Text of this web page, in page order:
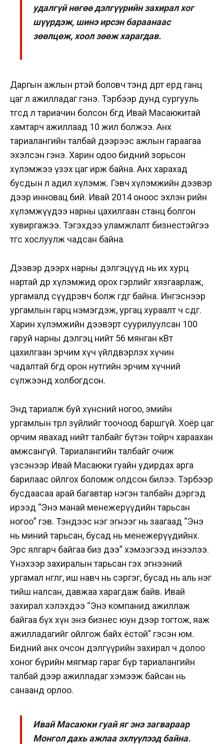
удалгүй нөгөө дэлгүүрийн захирал хог
шүүрдэж, шинэ ирсэн бараанаас
зөөлцөж, хоол зөөж харагдав.
Даргын ажлын өрөөтэй боловч тэнд өдөрт ердөө ганц
цаг л ажилладаг гэнэ. Тэрбээр дунд сургууль
төгсөөд л тариачин болсон бөгөөд Ивай Масаюкитай
хамтарч ажиллаад 10 жил болжээ. Анх
тариалангийн талбай дээрээс ажлын гараагаа
эхэлсэн гэнэ. Харин одоо бидний зорьсон
хүлэмжээ үзэх цаг ирж байна. Анх харахад
бусдын л адил хүлэмж. Гэвч хүлэмжийн дээвэр
дээр инновац бий. Ивай 2014 оноос эхлэн өөрийн
хүлэмжүүдээ нарны цахилгаан станц болгон
хувиргажээ. Тэгэхдээ уламжлалт бизнестэйгээ
төгс хослуулж чадсан байна.
Дээвэр дээрх нарны дэлгэцүүд нь их хурц
нартай өдөр хүлэмжид орох гэрлийг хязгаарлаж,
ургамалд сүүдрэвч болж өгдөг байна. Ингэснээр
ургамлын гарц нэмэгдэж, ургац хураалт ч өсдөг.
Харин хүлэмжийн дээвэрт суурилуулсан 100
гаруй нарны дэлгэц нийт 56 мянган кВт
цахилгаан эрчим хүч үйлдвэрлэх хүчин
чадалтай бөгөөд орон нутгийн эрчим хүчний
сүлжээнд холбогдсон.
Энд тариалж буй хүнсний ногоо, эмийн
ургамлын төрөл зүйлийг тоочоод баршгүй. Хоёр цаг
орчим явахад нийт талбайг бүтэн тойрч хараахан
амжсангүй. Тариалангийн талбайг очиж
үзсэнээр Ивай Масаюки гуайн удирдах арга
барилаас ойлгох боломж олдсон билээ. Тэрбээр
бусдаасаа арай багавтар нэгэн талбайн дэргэд
ирээд “Энэ манай менежерүүдийн тарьсан
ногоо” гэв. Тэндээс нэг эгнээг нь заагаад “Энэ
нь миний тарьсан, бусад нь менежерүүдийнх.
Эрс ялгарч байгаа биз дээ” хэмээгээд инээлээ.
Үнэхээр захиралын тарьсан гэх эгнээний
ургамал өнгөлөг, иш навч нь сэргэг, бусад нь аль нэг
тийш налсан, давжаа харагдаж байв. Ивай
захирал хэлэхдээ “Энэ компанид ажиллаж
байгаа бүх хүн энэ бизнес юун дээр тогтож, яаж
ажилладагийг ойлгож байх ёстой” гэсэн юм.
Бидний анх очсон дэлгүүрийн захирал ч долоо
хоног бүрийн мягмар гараг бүр тариалангийн
талбай дээр ажилладаг хэмээж байсан нь
санаанд орлоо.
Ивай Масаюки гуай яг энэ загвараар
Монгол дахь ажлаа эхлүүлээд байна.